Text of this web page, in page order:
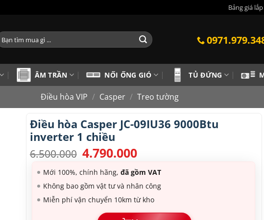
Bảng giá
ÂM TRẦN NỐI ỐNG GIÓ TỦ ĐỨNG
Điều hòa VIP / Casper / Treo tường
Điều hòa Casper JC-09IU36 9000Btu
inverter 1 chiều
6.500.000 Giá
gốc
là:
6.500.000.
4.790.000
tại
là:
4.790.000.
Mới 100%, chính hãng,đã gồm VAT
Không bao gồm vật tư và nhân công
Miễn phí vận chuyển 10km từ kho